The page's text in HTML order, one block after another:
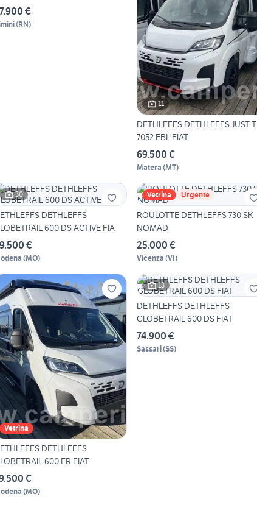
€
(RN)
11
DETHLEFFS DETHLEFFS JUST T
7052 EBL FIAT
69.500 €
Matera (MT)
30
DETHLEFFS
600 DS ACTIVE FIA
€
(MO)
Vetrina Urgente
ROULOTTE DETHLEFFS 730 SK
NOMAD
25.000 €
Vicenza (VI)
Vetrina
DETHLEFFS
600 ER FIAT
€
(MO)
13
DETHLEFFS DETHLEFFS
GLOBETRAIL 600 DS FIAT
74.900 €
Sassari(SS)